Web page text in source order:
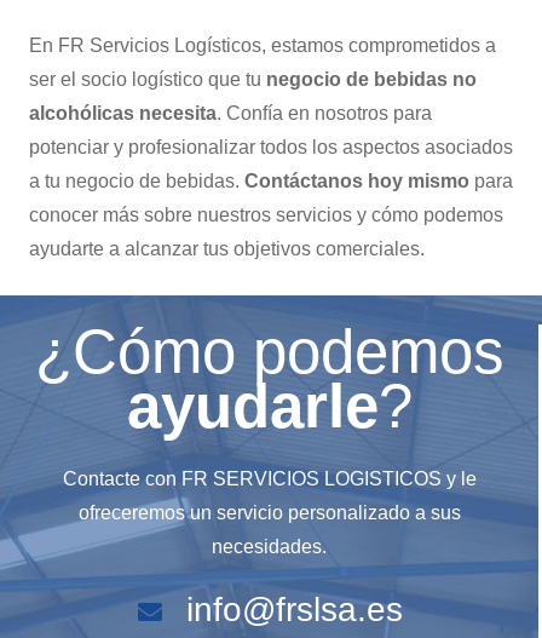
En FR Servicios Logísticos, estamos comprometidos a
ser el socio logístico que tu negocio de bebidas no
alcohólicas necesita. Confía en nosotros para
potenciar y profesionalizar todos los aspectos asociados
a tu negocio de bebidas. Contáctanos hoy mismo para
conocer más sobre nuestros servicios y cómo podemos
ayudarte a alcanzar tus objetivos comerciales.
¿Cómo podemos
ayudarle?
Contacte con FR SERVICIOS LOGISTICOS y le
ofreceremos un servicio personalizado a sus
necesidades.
info@frslsa.es